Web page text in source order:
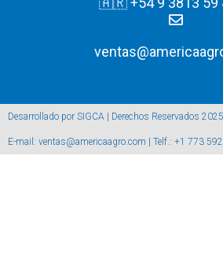
Desarrollado por SIGCA | Derechos Reservados 2025
E-mail: ventas@americaagro.com | Telf.: +1 773